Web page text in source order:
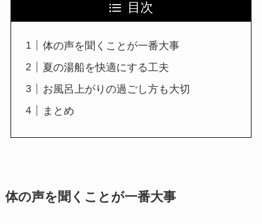
目次
体の声を聞くことが一番大事
夏の湯船を快適にする工夫
お風呂上がりの過ごし方も大切
まとめ
体の声を聞くことが一番大事